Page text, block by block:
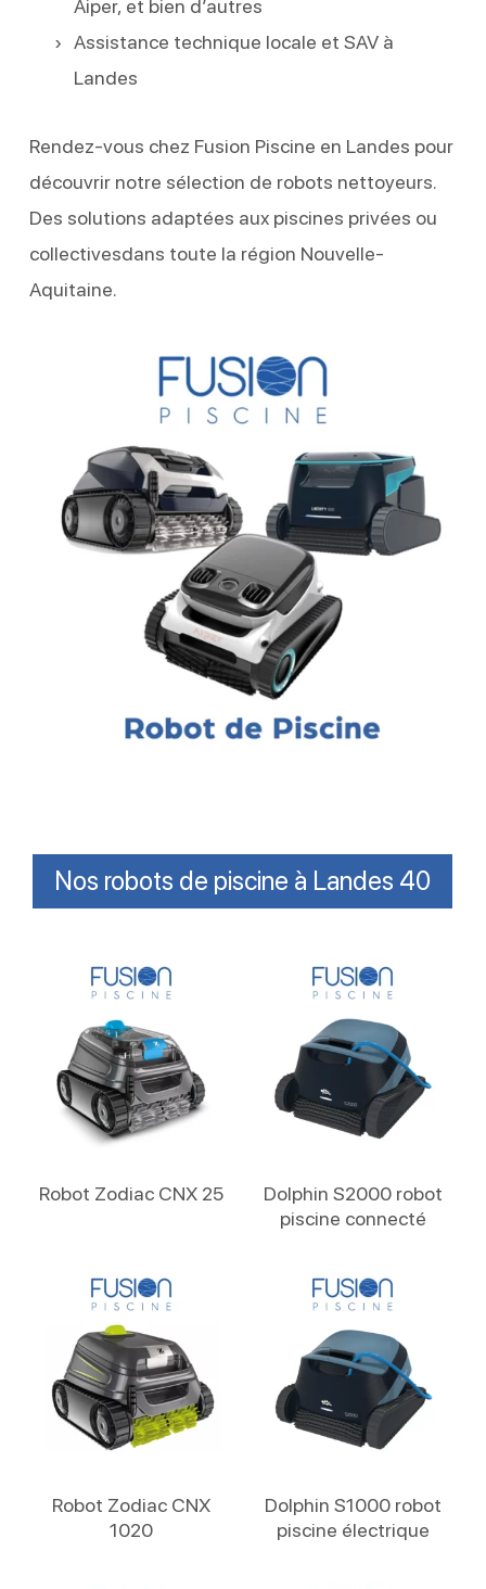
Aiper, et bien d’autres
Assistance technique locale et SAV à
Landes
Rendez-vous chez Fusion Piscine en Landes pour
découvrir notre sélection de robots nettoyeurs.
Des solutions adaptées aux piscines privées ou
collectivesdans toute la région Nouvelle-
Aquitaine.
Nos robots de piscine à Landes 40
Robot Zodiac CNX 25
Dolphin S2000 robot
piscine connecté
Robot Zodiac CNX
1020
Dolphin S1000 robot
piscine électrique